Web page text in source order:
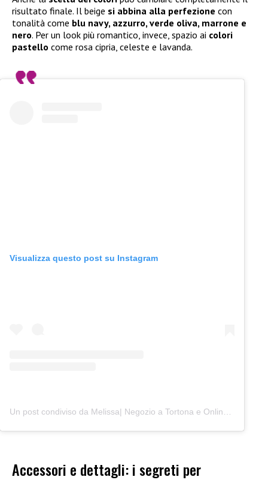
risultato finale. Il beige si abbina alla perfezione con
tonalità come blu navy, azzurro, verde oliva, marrone e
nero. Per un look più romantico, invece, spazio ai colori
pastello come rosa cipria, celeste e lavanda.
Visualizza questo post su Instagram
Accessori e dettagli: i segreti per